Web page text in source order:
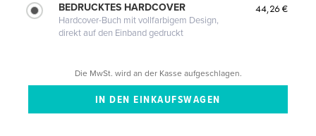
BEDRUCKTES HARDCOVER
Hardcover-Buch mit vollfarbigem Design,
direkt auf den Einband gedruckt
44,26 €
Die MwSt. wird an der Kasse aufgeschlagen.